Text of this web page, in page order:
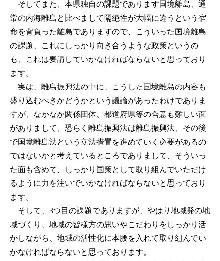
そしてまた、本県独自の課題であります国境離島、通
常の内海離島と比べまして隔絶性が大幅に違うという宿
命を背負った離島でありますので、こういった国境離島
の課題、これにしっかり向き合うような政策というの
も、これは要請していかなければならないと思っており
ます。
実は、離島振興法の中に、こうした国境離島の内容も
盛り込むべきかどうかという議論があったわけでありま
すが、なかなか関係団体、都道府県等の合意も難しい面
がありまして、恐らく離島振興法は離島振興法、その後
で国境離島法という立法措置を進めていく必要があるの
ではないかと考えているところでありまして、そういっ
た面も含めて、しっかり国策として取り組んでいただけ
るように力を注いでいかなければならないと思っており
ます。
そして、3つ目の課題でありますが、やはり地域発の地
域づくり、地域の皆様方の思いやこだわりをしっかり活
かしながら、地域の活性化に本腰を入れて取り組んでい
かなければならないと思っております。